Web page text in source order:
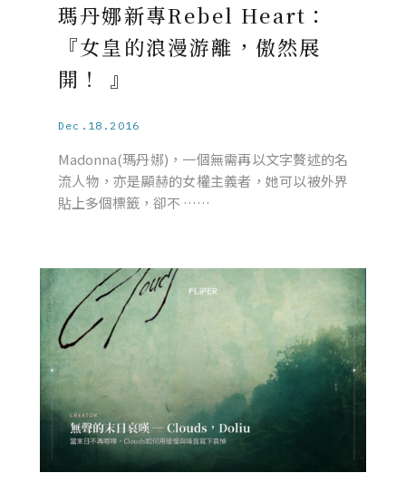
瑪丹娜新專Rebel Heart：
『女皇的浪漫游離，傲然展
開！ 』
Dec.18.2016
Madonna(瑪丹娜)，一個無需再以文字贅述的名
流人物，亦是顯赫的女權主義者，她可以被外界
貼上多個標籤，卻不 ……